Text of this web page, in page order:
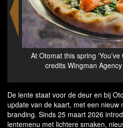
At Otomat this spring on the
The Kasbah’ -
De lente staat voor de deur en bij
update van de kaart, met een nieuw
branding. Sinds 25 maart 2026
lentemenu met lichtere smaken,